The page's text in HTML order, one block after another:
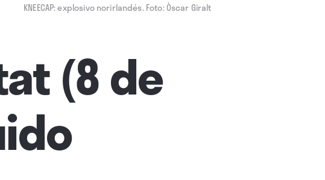
KNEECAP: explosivo norirlandés. Foto: Òscar Giralt
(8 de